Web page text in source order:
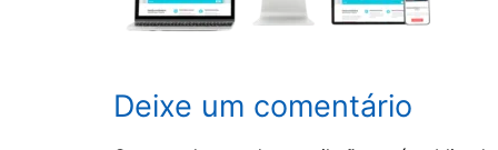
Deixe um comentário